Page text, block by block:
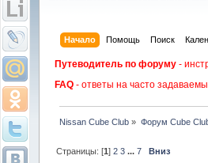
Начало Помощь Поиск
Путеводитель по форуму -
FAQ - ответы на часто
Nissan Cube Club » Форум Cube
Страницы: [1]2 3 ...7 Вниз